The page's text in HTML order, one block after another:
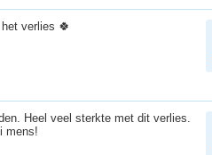
verlies 🍀
Heel veel sterkte met dit verlies.
mens!